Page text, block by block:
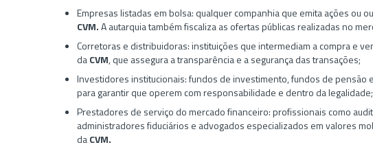
Empresas listadas em bolsa: qualquer companhia que emita ações ou
CVM.A autarquia também fiscaliza as ofertas públicas realizadas no
Corretoras e distribuidoras: instituições que intermediam a compra e
daCVM, que assegura a transparência e a segurança das transações;
Investidores institucionais: fundos de investimento, fundos de
para garantir que operem com responsabilidade e dentro da legalidade;
Prestadores de serviço do mercado financeiro: profissionais como
administradores fiduciários e advogados especializados em valores
daCVM.